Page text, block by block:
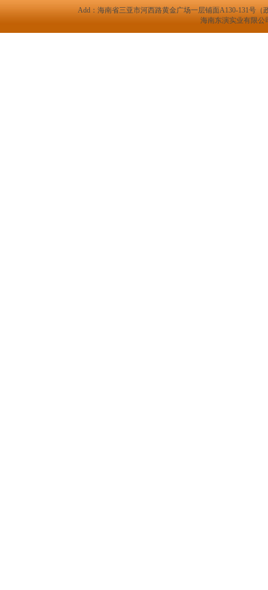
Add：海南省三亚市河西路黄金广场一层铺面A130-131号
海南东演实业有限